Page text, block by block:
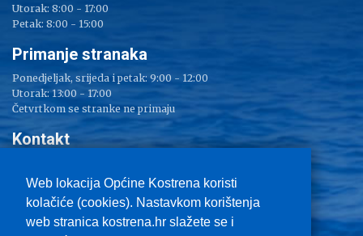
Web lokacija Općine Kostrena koristi
kolačiće (cookies). Nastavkom korištenja
web stranica kostrena.hr slažete se i
Utorak: 8:00 - 17:00
Petak: 8:00 - 15:00
Primanje stranaka
Ponedjeljak, srijeda i petak: 9:00 - 12:00
Utorak: 13:00 - 17:00
Četvrtkom se stranke ne primaju
Kontakt
Tel: 051/ 209 000
Fax: 051/ 289 400
E-mail:kostrena@kostrena.hr